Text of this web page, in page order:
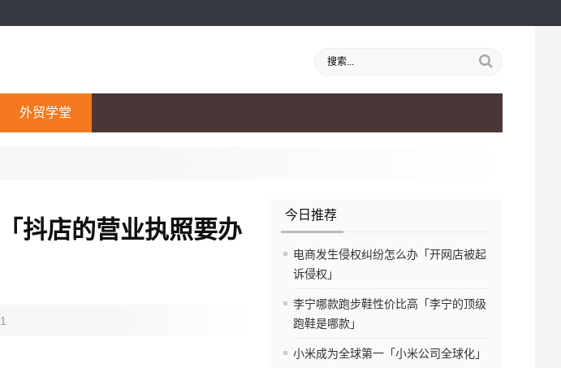
外贸学堂
今日推荐
电商发生侵权纠纷怎么办「开网店被起
诉侵权」
李宁哪款跑步鞋性价比高「李宁的顶级
跑鞋是哪款」
小米成为全球第一「小米公司全球化」
抖店的营业执照要办